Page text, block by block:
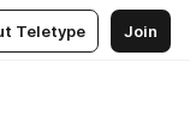
Teletype Join